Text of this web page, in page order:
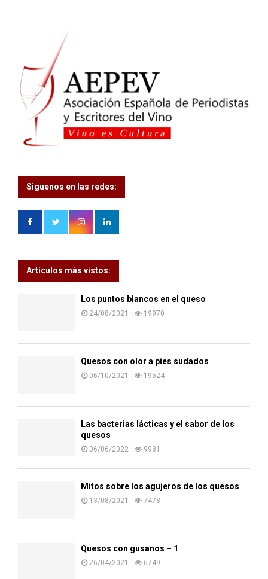
Siguenos en las redes:
Artículos más vistos:
Los puntos blancos en el queso
24/08/2021 19970
Quesos con olor a pies sudados
06/10/2021 19524
Las bacterias lácticas y el sabor de los
quesos
06/06/2022 9981
Mitos sobre los agujeros de los quesos
13/08/2021 7478
Quesos con gusanos – 1
26/04/2021 6749